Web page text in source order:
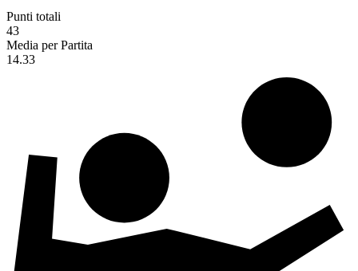
Punti totali
43
Media per Partita
14.33